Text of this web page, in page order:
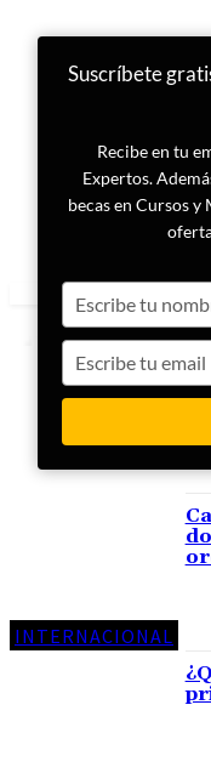
INTERNACIONAL
Suscríbete
Recibe en tu
Expertos.
becas en Cursos
your
name
your
email